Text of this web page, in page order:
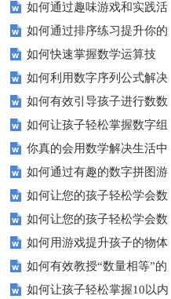
后顺序？
如何通过趣味游戏和实践活
动让孩子轻松掌握数字顺序？
如何通过排序练习提升你的
逻辑思维能力？
如何快速掌握数学运算技
巧？四则运算实战指南
如何利用数字序列公式解决
复杂数学问题？
如何有效引导孩子进行数数
练习？家长必看的五大技巧
如何让孩子轻松掌握数字组
成的奥秘？
你真的会用数学解决生活中
的难题吗？
如何通过有趣的数字拼图游
戏提升孩子的数学能力？
如何让您的孩子轻松学会数
字大小比较？
如何让您的孩子轻松学会数
字大小比较？
如何用游戏提升孩子的物体
数量比较能力？
如何有效教授“数量相等”的
概念？——提升孩子的数学思维
如何让孩子轻松掌握10以内